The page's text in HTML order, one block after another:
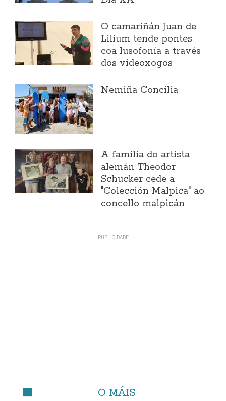
O camariñán Juan de
Lilium tende pontes
coa lusofonía a través
dos videoxogos
Nemiña Concilia
A familia do artista
alemán Theodor
Schücker cede a
"Colección Malpica" ao
concello malpicán
O MÁIS